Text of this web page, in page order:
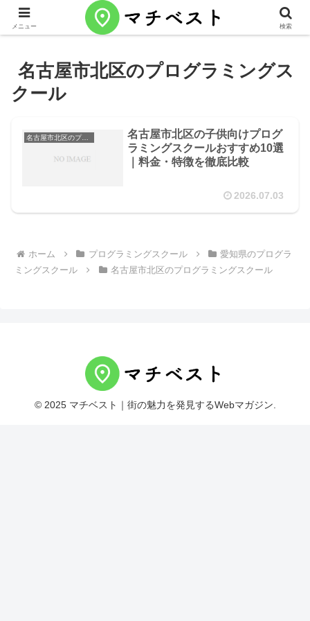
名古屋市北区のプログラミングス
クール
名古屋市北区のプログラミングスクール
名古屋市北区の子供向けプログ
ラミングスクールおすすめ10選
｜料金・特徴を徹底比較
2026.07.03
ホーム プログラミングスクール
愛知県のプログラ
ミングスクール
名古屋市北区のプログラミングスクール
© 2025 マチベスト｜街の魅力を発見するWebマガジン.
メニュー 検索